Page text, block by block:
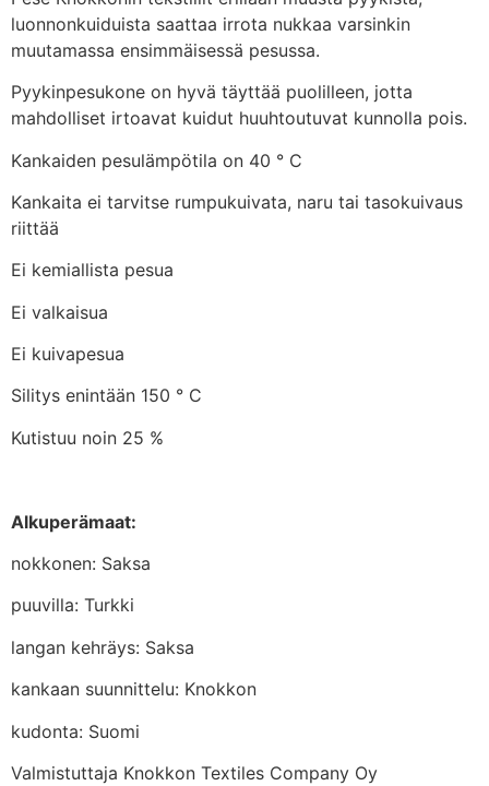
luonnonkuiduista saattaa irrota nukkaa varsinkin
muutamassa ensimmäisessä pesussa.
Pyykinpesukone on hyvä täyttää puolilleen, jotta
mahdolliset irtoavat kuidut huuhtoutuvat kunnolla pois.
Kankaiden pesulämpötila on 40 ° C
Kankaita ei tarvitse rumpukuivata, naru tai tasokuivaus
riittää
Ei kemiallista pesua
Ei valkaisua
Ei kuivapesua
Silitys enintään 150 ° C
Kutistuu noin 25 %
Alkuperämaat:
nokkonen: Saksa
puuvilla: Turkki
langan kehräys: Saksa
kankaan suunnittelu: Knokkon
kudonta: Suomi
Valmistuttaja Knokkon Textiles Company Oy